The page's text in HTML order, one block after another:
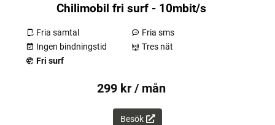
Chilimobil fri surf - 10mbit/s
Fria samtal
Fria sms
Ingen bindningstid
Tres nät
Fri surf
299 kr / mån
Besök